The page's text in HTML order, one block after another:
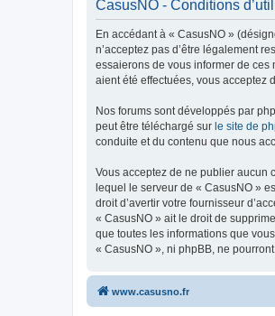
CasusNO - Conditions
En accédant à « CasusNO »
n’acceptez pas d’être légalement
essaierons de vous informer de
aient été effectuées, vous acceptez
Nos forums sont développés par
peut être téléchargé sur le site de
conduite et du contenu que nous
Vous acceptez de ne publier aucun
lequel le serveur de « CasusNO »
droit d’avertir votre fournisseur
« CasusNO » ait le droit de
que toutes les informations que
« CasusNO », ni phpBB, ne
www.casusno.fr